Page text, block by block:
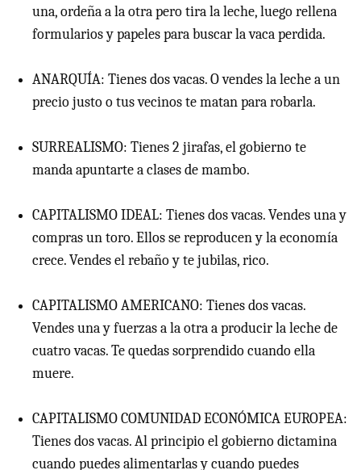
una, ordeña a la otra pero tira la leche, luego rellena
formularios y papeles para buscar la vaca perdida.
ANARQUÍA: Tienes dos vacas. O vendes la leche a un
precio justo o tus vecinos te matan para robarla.
SURREALISMO: Tienes 2 jirafas, el gobierno te
manda apuntarte a clases de mambo.
CAPITALISMO IDEAL: Tienes dos vacas. Vendes una y
compras un toro. Ellos se reproducen y la economía
crece. Vendes el rebaño y te jubilas, rico.
CAPITALISMO AMERICANO: Tienes dos vacas.
Vendes una y fuerzas a la otra a producir la leche de
cuatro vacas. Te quedas sorprendido cuando ella
muere.
CAPITALISMO COMUNIDAD ECONÓMICA EUROPEA:
Tienes dos vacas. Al principio el gobierno dictamina
cuando puedes alimentarlas y cuando puedes